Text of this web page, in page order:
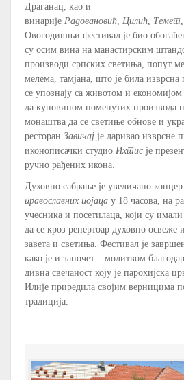
Драганац, као и
винарије Радовановић Цилић Темет
Овогодишњи фестивал је био
су осим вина на манастирским
производи српских светиња, попут
мелема, тамјана, што је била
се упознају са животом и
да куповином поменутих производа
монаштва да се светиње обнове и
ресторан Завичај је даривао изврсне
иконописачки студио Ихтис је
ручно рађених икона.
Духовно сабрање је увеличано
православних појаца у 18 часова, на
учесника и посетилаца, који су
да се кроз репертоар духовно освеже
завета и светиња. Фестивал је
како је и започет – молитвом
дивна свечаност коју је парохијска
Илије приредила својим верницима
традиција.